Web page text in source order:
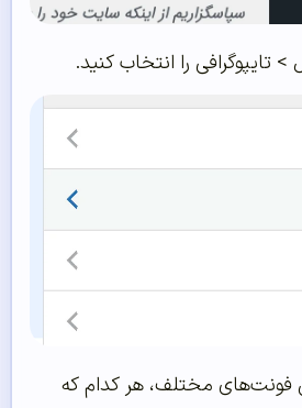
را انتخاب کنید.
فونت‌های مختلف، هر کدام که